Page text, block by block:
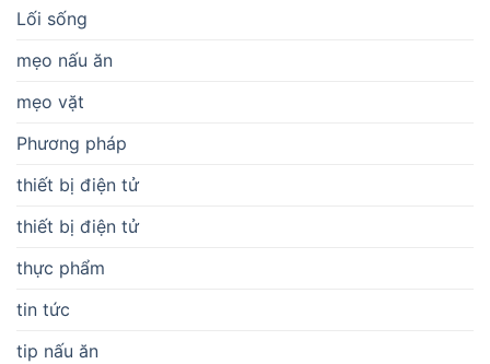
Lối sống
mẹo nấu ăn
mẹo vặt
Phương pháp
thiết bị điện tử
thiết bị điện tử
thực phẩm
tin tức
tip nấu ăn